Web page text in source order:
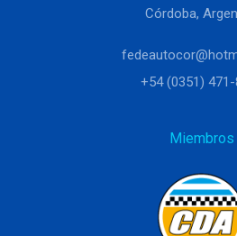
Córdoba,
+54 (0351)
Miembros